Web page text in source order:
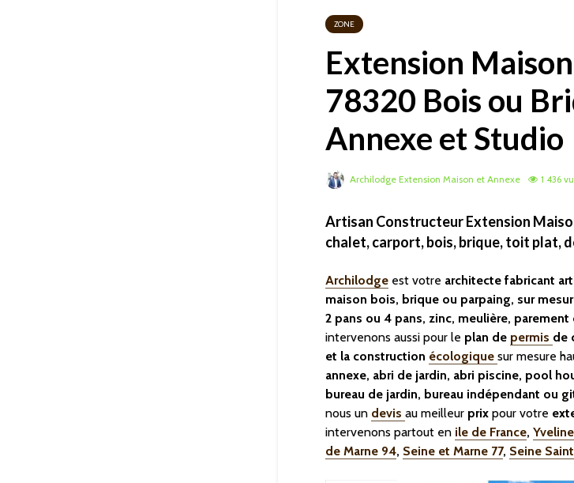
ZONE
Extension
78320 Bois ou
Annexe et Studio
Archilodge Extension Maison et Annexe 1 436
Artisan Constructeur Extension
chalet, carport, bois, brique, toit plat,
Archilodge est votre architecte fabricant
maison bois, brique ou parpaing, sur
2 pans ou 4 pans, zinc, meulière, parement
intervenons aussi pour le plan de permis de
et la construction écologique sur mesure
annexe, abri de jardin, abri piscine, pool
bureau de jardin, bureau indépendant ou
nous un devis au meilleur prix pour votre
intervenons partout en ile de France,
de Marne 94, Seine et Marne 77, Seine